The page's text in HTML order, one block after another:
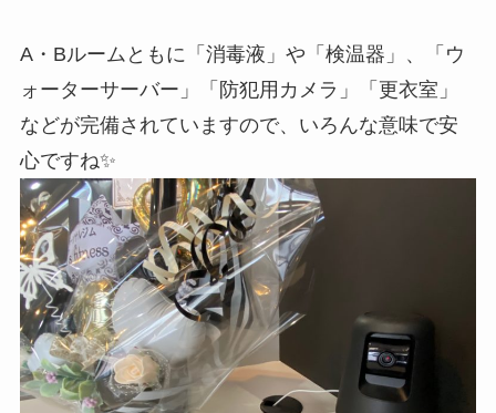
A・Bルームともに「消毒液」や「検温器」、「ウ
ォーターサーバー」「防犯用カメラ」「更衣室」
などが完備されていますので、いろんな意味で安
心ですね✨